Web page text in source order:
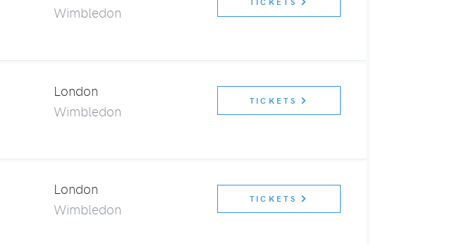
Wimbledon
London
Wimbledon
TICKETS
London
Wimbledon
TICKETS